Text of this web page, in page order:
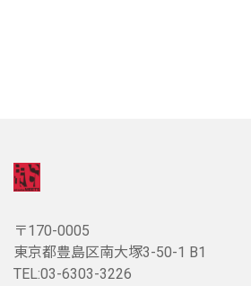
〒170-0005
東京都豊島区南大塚3-50-1 B1
TEL:03-6303-3226